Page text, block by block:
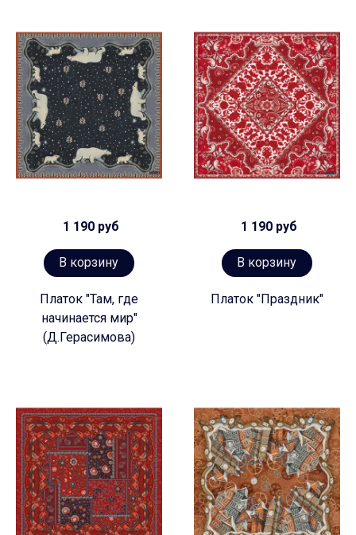
1 190 руб
В корзину
Платок "Там, где
начинается мир"
(Д.Герасимова)
1 190 руб
В корзину
Платок "Праздник"